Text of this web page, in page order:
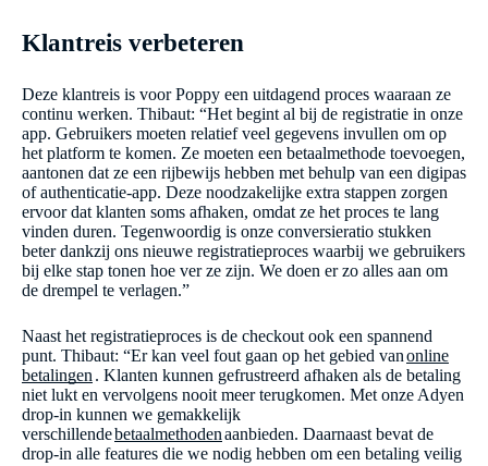
Klantreis verbeteren
Deze klantreis is voor Poppy een uitdagend proces waaraan ze
continu werken. Thibaut: “Het begint al bij de registratie in onze
app. Gebruikers moeten relatief veel gegevens invullen om op
het platform te komen. Ze moeten een betaalmethode toevoegen,
aantonen dat ze een rijbewijs hebben met behulp van een digipas
of authenticatie-app. Deze noodzakelijke extra stappen zorgen
ervoor dat klanten soms afhaken, omdat ze het proces te lang
vinden duren. Tegenwoordig is onze conversieratio stukken
beter dankzij ons nieuwe registratieproces waarbij we gebruikers
bij elke stap tonen hoe ver ze zijn. We doen er zo alles aan om
de drempel te verlagen.”
Naast het registratieproces is de checkout ook een spannend
punt. Thibaut: “Er kan veel fout gaan op het gebied vanonline
betalingen . Klanten kunnen gefrustreerd afhaken als de betaling
niet lukt en vervolgens nooit meer terugkomen. Met onze Adyen
drop-in kunnen we gemakkelijk
verschillendebetaalmethodenaanbieden. Daarnaast bevat de
drop-in alle features die we nodig hebben om een betaling veilig